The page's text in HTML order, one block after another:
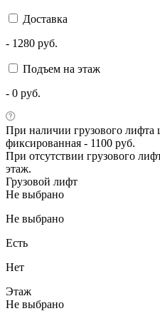
Доставка
- 1280 руб.
Подъем на этаж
- 0 руб.
При наличии грузового лифта
фиксированная - 1100 руб.
При отсутствии грузового
этаж.
Грузовой лифт
Не выбрано
Не выбрано
Есть
Нет
Этаж
Не выбрано